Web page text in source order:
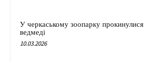
У черкаському зоопарку прокинулися
ведмеді
10.03.2026